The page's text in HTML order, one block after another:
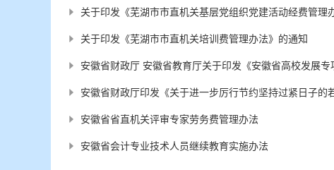
关于印发《芜湖市市直机关基层党组织党建活动经费管理
关于印发《芜湖市市直机关培训费管理办法》的通知
安徽省财政厅 安徽省教育厅关于印发《安徽省高校发展
安徽省财政厅印发《关于进一步厉行节约坚持过紧日子的
安徽省省直机关评审专家劳务费管理办法
安徽省会计专业技术人员继续教育实施办法